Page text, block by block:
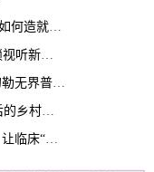
（乡村“头雁”）“头雁”破局，一颗火龙果如何造就沪上乡村特色产业化路径
AI观赛来了！这场移动通信行业盛会解锁视听新玩法
2026年世界移动通信大会：以移动智能勾勒无界普惠新愿景
（乡村“头雁”）三代腌一味 一颗雪菜背后的乡村致富经
虹桥健康科技产业创新中心亮相老博会：让临床“需求”定义银发经济新生态